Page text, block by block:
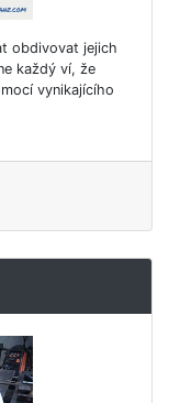
obdivovat jejich
každý ví, že
vynikajícího